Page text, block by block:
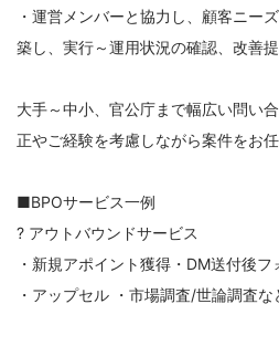
・運営メンバーと協力し、顧客ニー
築し、実行～運用状況の確認、改善
大手～中小、官公庁まで幅広い問い
正やご経験を考慮しながら案件をお任
■BPOサービス一例
? アウトバウンドサービス
・新規アポイント獲得・DM送付後フ
・アップセル ・市場調査/世論調査な